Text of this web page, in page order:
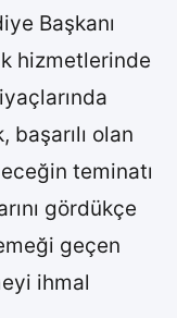
Başkanı
hizmetlerinde
başarılı olan
teminatı
gördükçe
geçen
ihmal